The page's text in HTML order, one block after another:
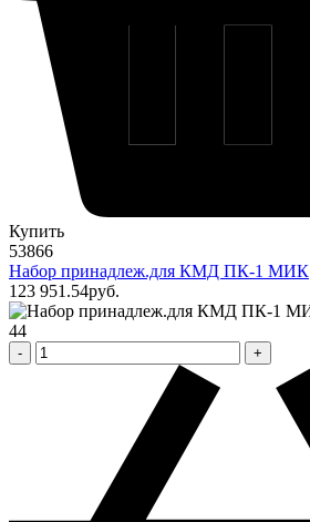
Купить
53866
Набор принадлеж.для КМД ПК-1 МИК
123 951.54pуб.
44